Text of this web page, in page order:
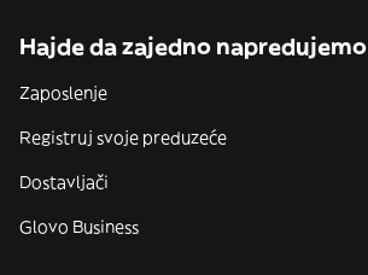
Hajde da zajedno napredujemo
Zaposlenje
Registruj svoje preduzeće
Dostavljači
Glovo Business